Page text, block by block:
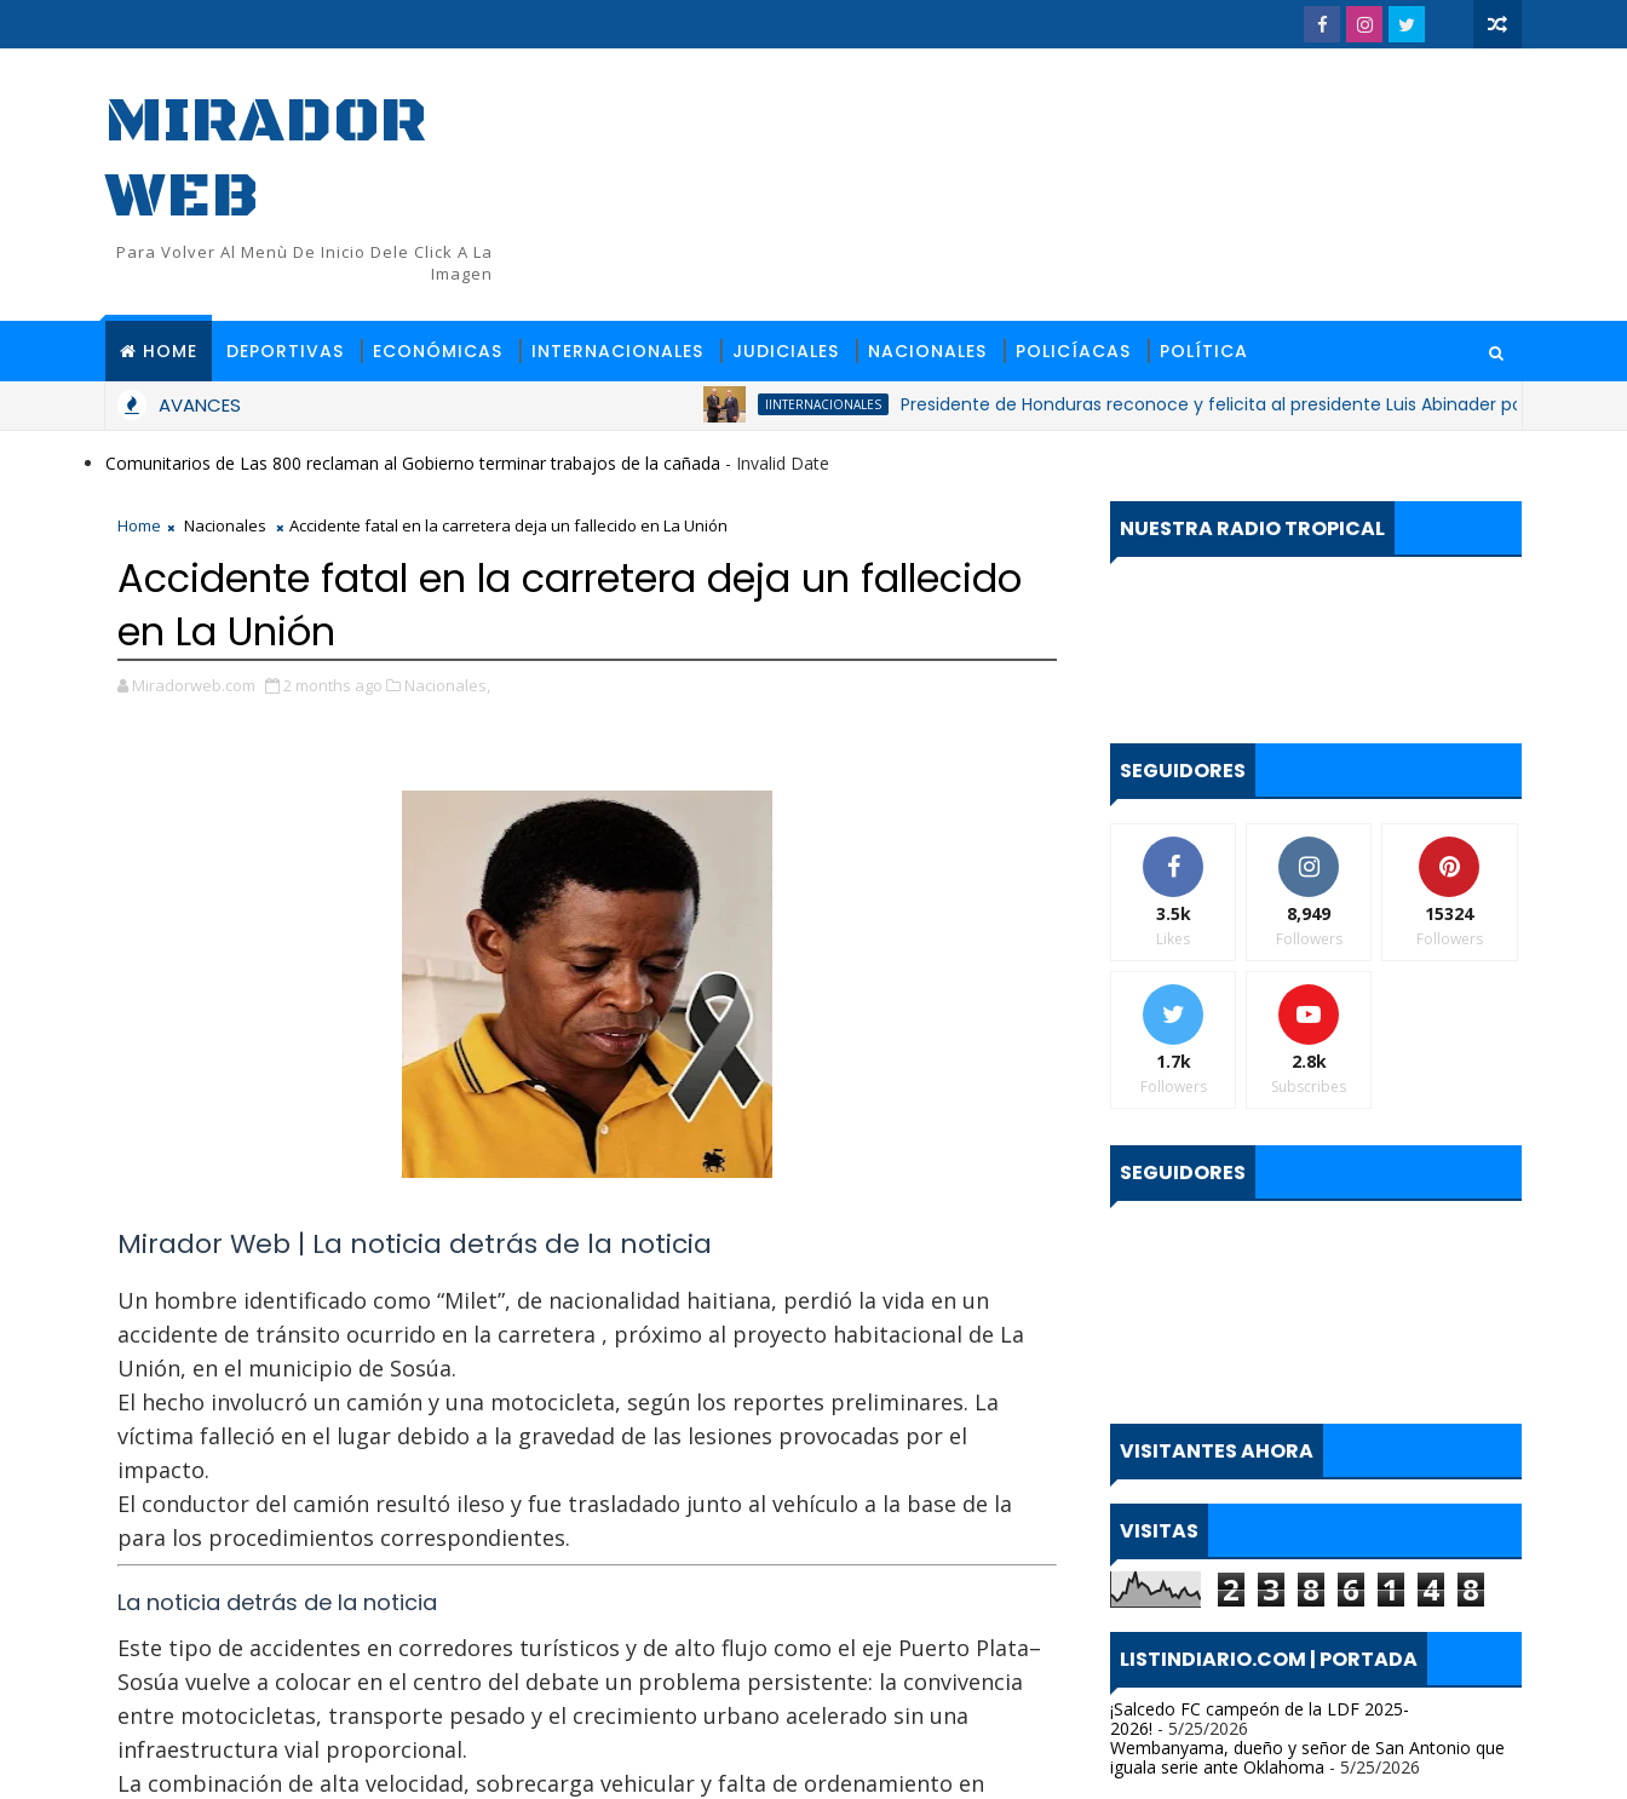
MIRADOR
WEB
Para Volver Al Menù De Inicio Dele Click A La
Imagen
HOME DEPORTIVAS ECONÓMICAS INTERNACIONALES JUDICIALES NACIONALES POLICÍACAS POLÍTICA
AVANCES IINTERNACIONALES Presidente de Honduras reconoce y felicita al presidente Luis Abinader por extraordinario
Comunitarios de Las 800 reclaman al Gobierno terminar trabajos de la cañada - Invalid Date
Home Nacionales Accidente fatal en la carretera deja un fallecido en La Unión
Accidente fatal en la carretera deja un fallecido
en La Unión
Miradorweb.com 2 months ago Nacionales,
Mirador Web | La noticia detrás de la noticia
Un hombre identificado como “Milet”, de nacionalidad haitiana, perdió la vida en un
accidente de tránsito ocurrido en la carretera , próximo al proyecto habitacional de La
Unión, en el municipio de Sosúa.
El hecho involucró un camión y una motocicleta, según los reportes preliminares. La
víctima falleció en el lugar debido a la gravedad de las lesiones provocadas por el
impacto.
El conductor del camión resultó ileso y fue trasladado junto al vehículo a la base de la
para los procedimientos correspondientes.
La noticia detrás de la noticia
Este tipo de accidentes en corredores turísticos y de alto flujo como el eje Puerto Plata–
Sosúa vuelve a colocar en el centro del debate un problema persistente: la convivencia
entre motocicletas, transporte pesado y el crecimiento urbano acelerado sin una
infraestructura vial proporcional.
La combinación de alta velocidad, sobrecarga vehicular y falta de ordenamiento en
NUESTRA RADIO TROPICAL
SEGUIDORES
3.5k
Likes
8,949
Followers
15324
Followers
1.7k
Followers
2.8k
Subscribes
SEGUIDORES
VISITANTES AHORA
VISITAS
2 3 8 6 1 4 8
LISTINDIARIO.COM | PORTADA
¡Salcedo FC campeón de la LDF 2025-
2026! - 5/25/2026
Wembanyama, dueño y señor de San Antonio que
iguala serie ante Oklahoma - 5/25/2026